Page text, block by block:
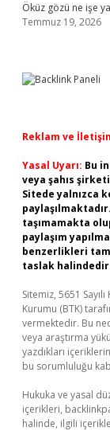
Öküz gözü ne işe
Temmuz 19, 2026
Reklam ve
Yasal Uyarı: Bu
veya şahıs
Sitede yalnızca
taşımamakta
paylaşım
benzerlikleri
taslak
Sitemiz, 5651
Kurumu (BTK)
vermektedir. Bu
veya araştırma
yazdıkları
bu sorumluluğu
Hukuka ve yasal
içerikleri,
halinde, ilgili